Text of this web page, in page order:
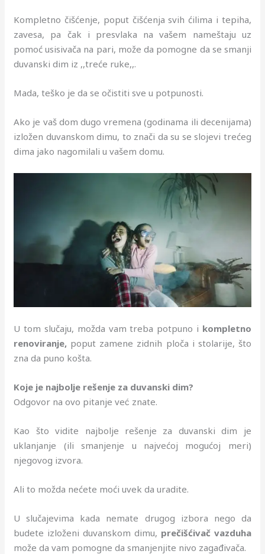
Kompletno čišćenje, poput čišćenja svih ćilima i tepiha,
zavesa, pa čak i presvlaka na vašem nameštaju uz
pomoć usisivača na pari, može da pomogne da se smanji
duvanski dim iz ,,treće ruke,,.
Mada, teško je da se očistiti sve u potpunosti.
Ako je vaš dom dugo vremena (godinama ili decenijama)
izložen duvanskom dimu, to znači da su se slojevi trećeg
dima jako nagomilali u vašem domu.
U tom slučaju, možda vam treba potpuno i kompletno
renoviranje, poput zamene zidnih ploča i stolarije, što
zna da puno košta.
Koje je najbolje rešenje za duvanski dim?
Odgovor na ovo pitanje već znate.
Kao što vidite najbolje rešenje za duvanski dim je
uklanjanje (ili smanjenje u najvećoj mogućoj meri)
njegovog izvora.
Ali to možda nećete moći uvek da uradite.
U slučajevima kada nemate drugog izbora nego da
budete izloženi duvanskom dimu, prečišćivač vazduha
može da vam pomogne da smanjenjite nivo zagađivača.